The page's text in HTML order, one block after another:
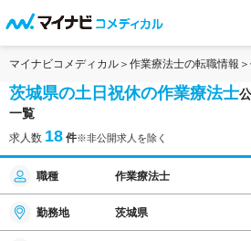
マイナビコメディカル 作業療法士の転職情報
茨城県の土日祝休の作業療法士
一覧
求人数 18 件※非公開求人を除く
職種 作業療法士
勤務地 茨城県